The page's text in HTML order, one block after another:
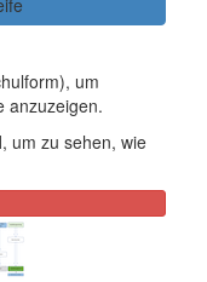
um
anzuzeigen.
, um zu sehen, wie